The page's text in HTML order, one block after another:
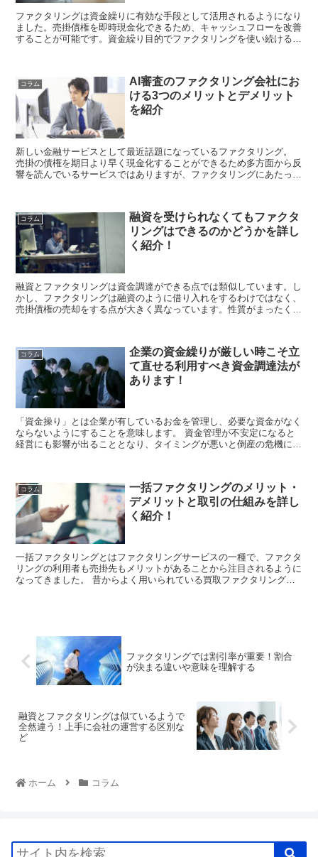
ファクタリングは資金繰りに有効な手段として活用されるようになり
ました。売掛債権を即時現金化できるため、キャッシュフローを改善
することが可能です。資金繰り目的でファクタリングを使い続けると
コラム
AI審査のファクタリング会社にお
ける3つのメリットとデメリット
を紹介
新しい金融サービスとして最近話題になっているファクタリング。
売掛の債権を期日より早く現金化することができるため多方面から反
響を読んでいるサービスではありますが、ファクタリングにあたって
コラム
融資を受けられなくてもファクタ
リングはできるのかどうかを詳し
く紹介！
融資とファクタリングは資金調達ができる点では類似しています。し
かし、ファクタリングは融資のように借り入れをするわけではなく、
売掛債権の売却をする点が大きく異なっています。性質がまったく異
コラム
企業の資金繰りが厳しい時こそ立
て直せる利用すべき資金調達法が
あります！
「資金操り」とは企業が有しているお金を管理し、必要な資金がなく
ならないようにすることを意味します。 資金管理が不安定になると
経営にも影響が出ることとなり、タイミングが悪いと倒産の危機に直
コラム
一括ファクタリングのメリット・
デメリットと取引の仕組みを詳し
く紹介！
一括ファクタリングとはファクタリングサービスの一種で、ファクタ
リングの利用者も売掛先もメリットがあることから注目されるように
なってきました。 昔からよく用いられている買取ファクタリングと
ファクタリングでは割引率が重要！割合
が決まる違いや意味を理解する
融資とファクタリングは似ているようで
全然違う！上手に会社の運営する区別な
ど
ホーム コラム